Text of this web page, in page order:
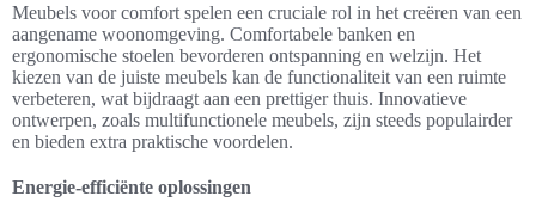
Meubels voor comfort spelen een cruciale rol in het creëren van een
aangename woonomgeving. Comfortabele banken en
ergonomische stoelen bevorderen ontspanning en welzijn. Het
kiezen van de juiste meubels kan de functionaliteit van een ruimte
verbeteren, wat bijdraagt aan een prettiger thuis. Innovatieve
ontwerpen, zoals multifunctionele meubels, zijn steeds populairder
en bieden extra praktische voordelen.
Energie-efficiënte oplossingen